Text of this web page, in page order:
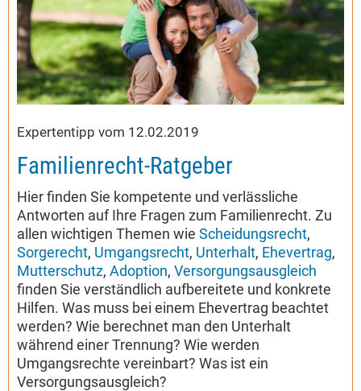
Expertentipp vom 12.02.2019
Familienrecht-Ratgeber
Hier finden Sie kompetente und verlässliche
Antworten auf Ihre Fragen zum Familienrecht. Zu
allen wichtigen Themen wie Scheidungsrecht,
Sorgerecht, Umgangsrecht, Unterhalt, Ehevertrag,
Mutterschutz, Adoption, Versorgungsausgleich
finden Sie verständlich aufbereitete und konkrete
Hilfen. Was muss bei einem Ehevertrag beachtet
werden? Wie berechnet man den Unterhalt
während einer Trennung? Wie werden
Umgangsrechte vereinbart? Was ist ein
Versorgungsausgleich?